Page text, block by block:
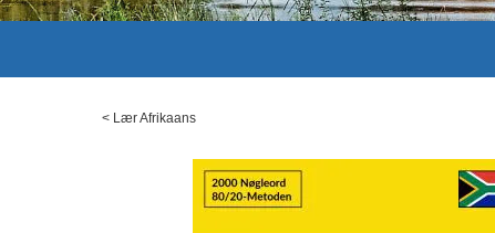
< Lær Afrikaans